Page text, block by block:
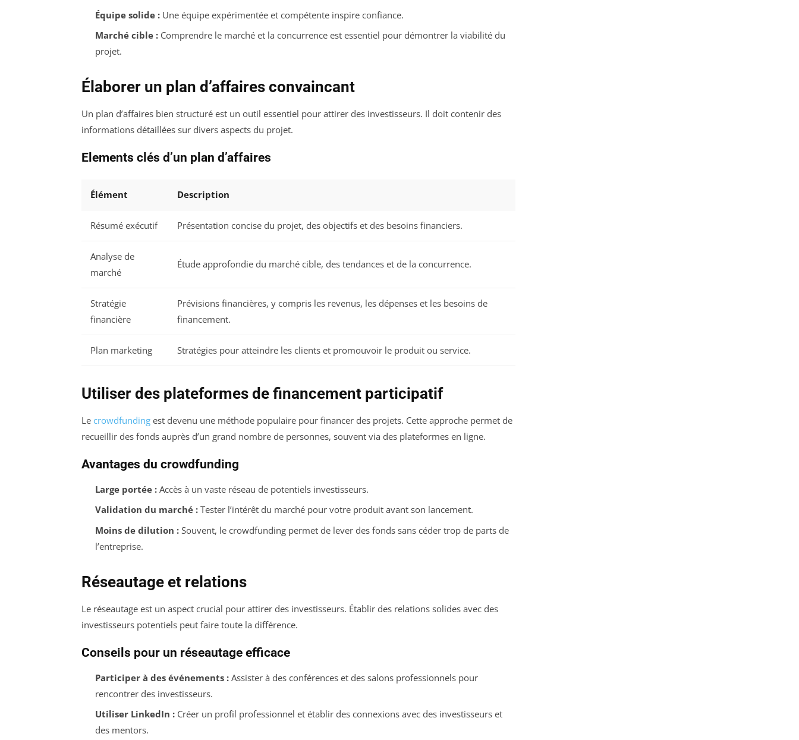
Équipe solide :Une équipe expérimentée et compétente inspire confiance.
Marché cible :Comprendre le marché et la concurrence est essentiel pour démontrer la viabilité du
projet.
Élaborer un plan d’affaires convaincant
Un plan d’affaires bien structuré est un outil essentiel pour attirer des investisseurs. Il doit contenir des
informations détaillées sur divers aspects du projet.
Elements clés d’un plan d’affaires
Élément Description
Résumé exécutif Présentation concise du projet, des objectifs et des besoins financiers.
Analyse de
marché
Étude approfondie du marché cible, des tendances et de la concurrence.
Stratégie
financière
Prévisions financières, y compris les revenus, les dépenses et les besoins de
financement.
Plan marketing Stratégies pour atteindre les clients et promouvoir le produit ou service.
Utiliser des plateformes de financement participatif
Le crowdfunding est devenu une méthode populaire pour financer des projets. Cette approche permet de
recueillir des fonds auprès d’un grand nombre de personnes, souvent via des plateformes en ligne.
Avantages du crowdfunding
Large portée :Accès à un vaste réseau de potentiels investisseurs.
Validation du marché :Tester l’intérêt du marché pour votre produit avant son lancement.
Moins de dilution :Souvent, le crowdfunding permet de lever des fonds sans céder trop de parts de
l’entreprise.
Réseautage et relations
Le réseautage est un aspect crucial pour attirer des investisseurs. Établir des relations solides avec des
investisseurs potentiels peut faire toute la différence.
Conseils pour un réseautage efficace
Participer à des événements :Assister à des conférences et des salons professionnels pour
rencontrer des investisseurs.
Utiliser LinkedIn :Créer un profil professionnel et établir des connexions avec des investisseurs et
des mentors.